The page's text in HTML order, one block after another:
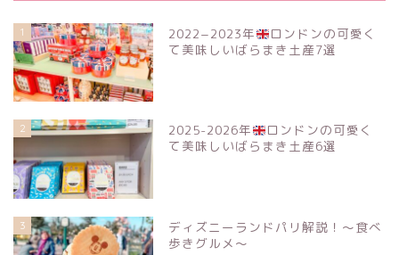
1 2022−2023年
ロンドンの可愛く
て美味しいばらまき土産7選
2 2025-2026年
ロンドンの可愛く
て美味しいばらまき土産6選
3
ディズニーランドパリ解説！〜食べ
歩きグルメ〜